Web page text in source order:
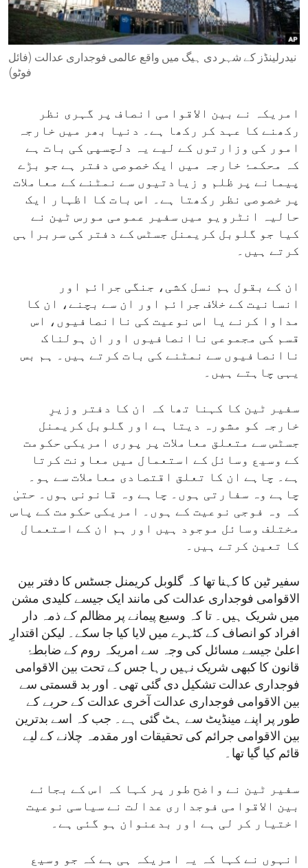
ENVIRONMENT AND HEALTH
IDEALS AND INSTITUTIONS
نیدرلینڈز کے شہر دی ہیگ میں واقع عالمی فوجداری عدالت (فائل
فوٹو)
امریکہ نے بین الاقوامی انصاف پر گہری نظر
رکھنے کا عہد کر رکھا ہے۔ دنیا بھر میں خارجہ
امور کی وزارتوں کے لیے یہ دلچسپی کی بات ہے
کہ محکمۂ خارجہ میں ایک خصوصی دفتر ہے جو بڑے
پیمانے پر ظلم و زیادتیوں سے نمٹنے کے معاملات
پر خصوصی نظر رکھتا ہے۔ اس بات کا اظہار ایک
حالیہ انٹرویو میں سفیر عمومی مورس ٹین نے
کیا جو گلوبل کریمنل جسٹس کے دفتر کی سربراہی
کرتے ہیں۔
ان کے بقول ہم نسل کشی، جنگی جرائم اور
انسانیت کے خلاف جرائم اور ان سے بچنے، ان کا
مداوا کرنے یا اس نوعیت کی ناانصافیوں، اس
قسم کی مجموعی ناانصافیوں اور ان ہولناک
ناانصافیوں سے نمٹنے کی بات کرتے ہیں۔ ہم بس
یہی چاہتے ہیں۔
سفیر ٹین کا کہنا تھا کہ ان کا دفتر وزیرِ
خارجہ کو مشورہ دیتا ہے اور گلوبل کریمنل
جسٹس سے متعلق معاملات پر پوری امریکی حکومت
کے وسیع وسائل کے استعمال میں معاونت کرتا
ہے۔ چاہے ان کا تعلق اقتصادی معاملات سے ہو۔
چاہے وہ سفارتی ہوں۔ چاہے وہ قانونی ہوں۔ حتیٰ
کہ وہ فوجی نوعیت کے ہوں۔ امریکی حکومت کے پاس
مختلف وسائل موجود ہیں اور ہم ان کے استعمال
کا تعین کرتے ہیں۔
سفیر ٹین کا کہنا تھا کہ گلوبل کریمنل جسٹس کا دفتر بین
الاقوامی فوجداری عدالت کی مانند ایک جیسے کلیدی مشن
میں شریک ہیں۔ تا کہ وسیع پیمانے پر مظالم کے ذمہ دار
افراد کو انصاف کے کٹہرے میں لایا کیا جا سکے۔ لیکن اقتدارِ
اعلیٰ جیسے مسائل کی وجہ سے امریکہ روم کے ضابطۂ
قانون کا کبھی شریک نہیں رہا جس کے تحت بین الاقوامی
فوجداری عدالت تشکیل دی گئی تھی۔ اور بد قسمتی سے
بین الاقوامی فوجداری عدالت آخری عدالت کے حربے کے
طور پر اپنے مینڈیٹ سے ہٹ گئی ہے۔ جب کہ اسے بدترین
بین الاقوامی جرائم کی تحقیقات اور مقدمہ چلانے کے لیے
قائم کیا گیا تھا۔
سفیر ٹین نے واضح طور پر کہا کہ اس کے بجائے
بین الاقوامی فوجداری عدالت نے سیاسی نوعیت
اختیار کر لی ہے اور بدعنوان ہو گئی ہے۔
انہوں نے کہا کہ یہ امریکہ ہی ہے کہ جو وسیع